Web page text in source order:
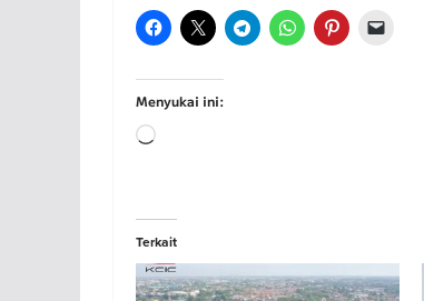
Menyukai ini:
Memuat...
Terkait